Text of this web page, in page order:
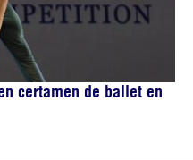
certamen de ballet en